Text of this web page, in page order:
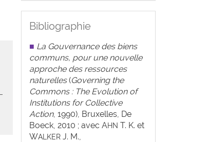
Bibliographie
■ La Gouvernance des biens
communs, pour une nouvelle
approche des ressources
naturelles(Governing the
Commons : The Evolution of
Institutions for Collective
Action, 1990), Bruxelles, De
Boeck, 2010 ; avec AHN T. K. et
WALKERJ. M.,